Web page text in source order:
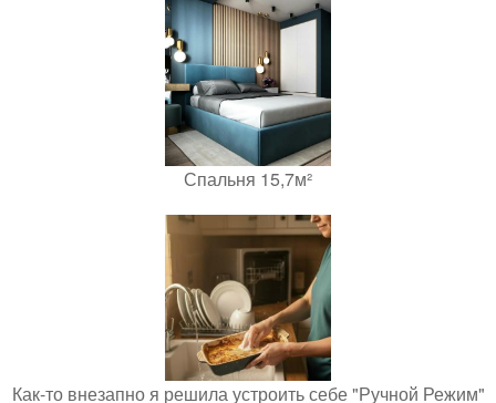
Спальня 15,7м²
Как-то внезапно я решила устроить себе "Ручной Режим"